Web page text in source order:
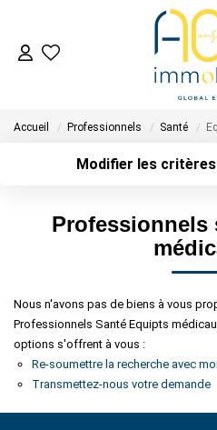
Tous Nos
- Biens
Déposez Votre
Tous Nos
Nos Avis Clients
Accueil Professionnels Santé
Modifier les
Type de bien
Créer une alerte
Professionnels
Nous n'avons pas de biens à vous
Professionnels Santé Equipts
options s'offrent à vous :
Re-soumettre la recherche avec
Transmettez-nous votre demande